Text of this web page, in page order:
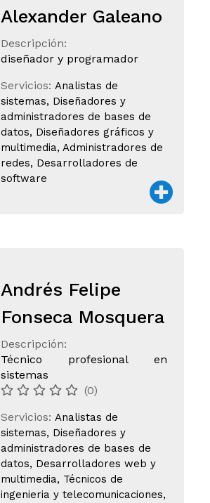
Alexander Galeano
Descripción:
diseñador y programador
Servicios: Analistas de
sistemas, Diseñadores y
administradores de bases de
datos, Diseñadores gráficos y
multimedia, Administradores de
redes, Desarrolladores de
software
Andrés Felipe
Fonseca Mosquera
Descripción:
Técnico profesional en
sistemas
(0)
Servicios: Analistas de
sistemas, Diseñadores y
administradores de bases de
datos, Desarrolladores web y
multimedia, Técnicos de
ingenieria y telecomunicaciones,